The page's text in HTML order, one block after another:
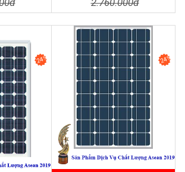
Tân Quý,P.Tân Qúy,Q.Tân Phú,TP.HCM
1110A5 Phạm Văn Đồng , Phường Linh
, Thành Phố Thủ Đức
2394 Quốc Lộ 1K, Phường Hoá An, TP. Biên
Hoà, Tỉnh Đồng Nai
Cách Mạng Tháng 8, P.Phước Nguyên, TP.
Bà Rịa, Vũng Tàu
P914 Tòa Nhà CT4C/X2 KĐT Bắc Linh Đàm -
Hoàng Mai - Hà Nội.
09153 77770 - 08.66.795.795
24% 24%